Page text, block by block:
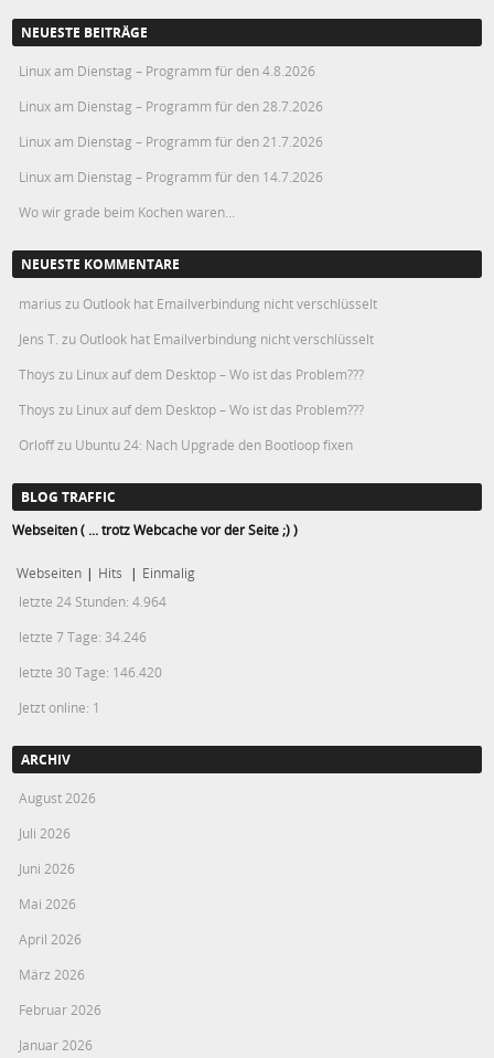
NEUESTE BEITRÄGE
Linux am Dienstag – Programm für den 4.8.2026
Linux am Dienstag – Programm für den 28.7.2026
Linux am Dienstag – Programm für den 21.7.2026
Linux am Dienstag – Programm für den 14.7.2026
Wo wir grade beim Kochen waren…
NEUESTE KOMMENTARE
marius zu Outlook hat Emailverbindung nicht verschlüsselt
Jens T. zu Outlook hat Emailverbindung nicht verschlüsselt
Thoys zu Linux auf dem Desktop – Wo ist das Problem???
Thoys zu Linux auf dem Desktop – Wo ist das Problem???
Orloffzu Ubuntu 24: Nach Upgrade den Bootloop fixen
BLOG TRAFFIC
Webseiten ( ... trotz Webcache vor der Seite ;) )
Webseiten | Hits | Einmalig
letzte 24 Stunden:4.964
letzte 7 Tage: 34.246
letzte 30 Tage: 146.420
Jetzt online: 1
ARCHIV
August 2026
Juli 2026
Juni 2026
Mai 2026
April 2026
März 2026
Februar 2026
Januar 2026